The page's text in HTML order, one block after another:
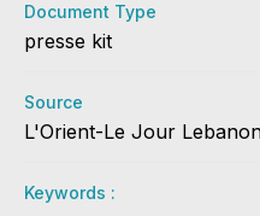
Document Type
presse kit
Source
L'Orient-Le Jour
Keywords :